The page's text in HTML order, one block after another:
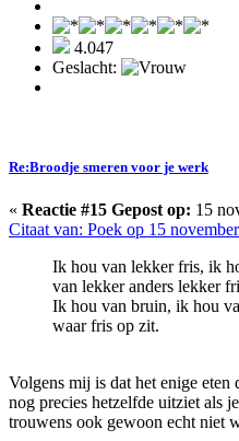
4.047
Geslacht:
Re:Broodje smeren voor je werk
« Reactie #15 Gepost op: 15
Citaat van: Poek op 15
Ik hou van lekker fris, ik
van lekker anders lekker
Ik hou van bruin, ik hou
waar fris op zit.
Volgens mij is dat het enige eten
nog precies hetzelfde uitziet als
trouwens ook gewoon echt niet